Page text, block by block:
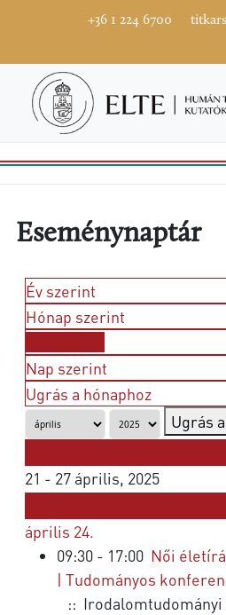
+36 1 224 6700
Eseménynaptár
Év szerint
Hónap szerint
Nap szerint
Ugrás a hónaphoz
Ugrás
21 - 27 április, 2025
április 24.
09:30 - 17:00 Női
| Tudományos
::